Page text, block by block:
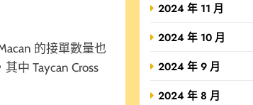
的接單數量也
中 Taycan Cross
2024 年 11 月
2024 年 10 月
2024 年 9 月
2024 年 8 月